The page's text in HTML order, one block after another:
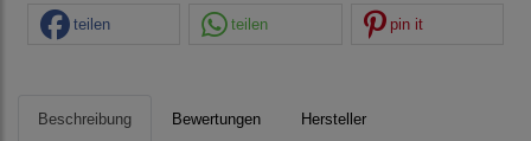
teilen teilen pin it
Beschreibung Bewertungen Hersteller